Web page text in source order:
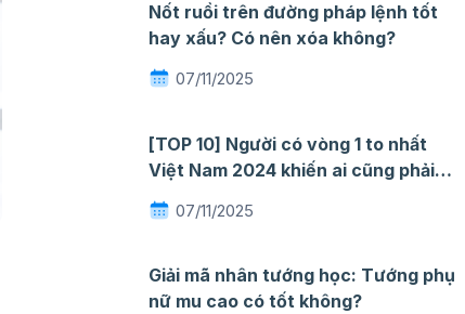
Nốt ruồi trên đường pháp lệnh tốt
hay xấu? Có nên xóa không?
07/11/2025
[TOP 10] Người có vòng 1 to nhất
Việt Nam 2024 khiến ai cũng phải
ngỡ ngàng mê đắm
07/11/2025
Giải mã nhân tướng học: Tướng phụ
nữ mu cao có tốt không?